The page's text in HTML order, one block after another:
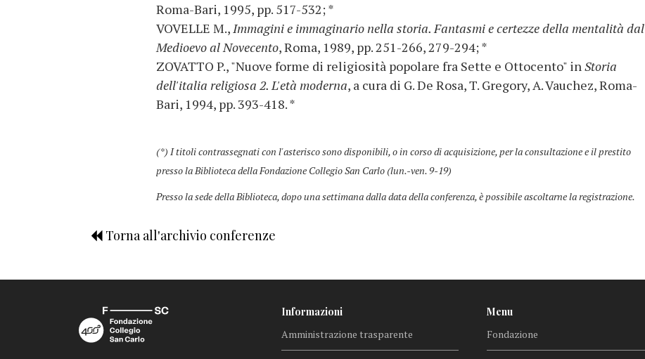
Roma-Bari, 1995, pp. 517-532; *
VOVELLE M.,Immagini e immaginario nella storia. Fantasmi e certezze della mentalità dal
Medioevo al Novecento, Roma, 1989, pp. 251-266, 279-294; *
ZOVATTO P., "Nuove forme di religiosità popolare fra Sette e Ottocento" inStoria
dell'italia religiosa 2. L'età moderna, a cura di G. De Rosa, T. Gregory, A. Vauchez, Roma-
Bari, 1994, pp. 393-418. *
(*) I titoli contrassegnati con l'asterisco sono disponibili, o in corso di acquisizione, per la consultazione e il prestito
presso la Biblioteca della Fondazione Collegio San Carlo (lun.-ven. 9-19)
Presso la sede della Biblioteca, dopo una settimana dalla data della conferenza, è possibile ascoltarne la registrazione.
Torna all'archivio conferenze
Informazioni
Amministrazione trasparente
Menu
Fondazione